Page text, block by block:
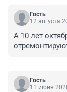
Гость
12 августа
А 10 лет
Гость
11 июня